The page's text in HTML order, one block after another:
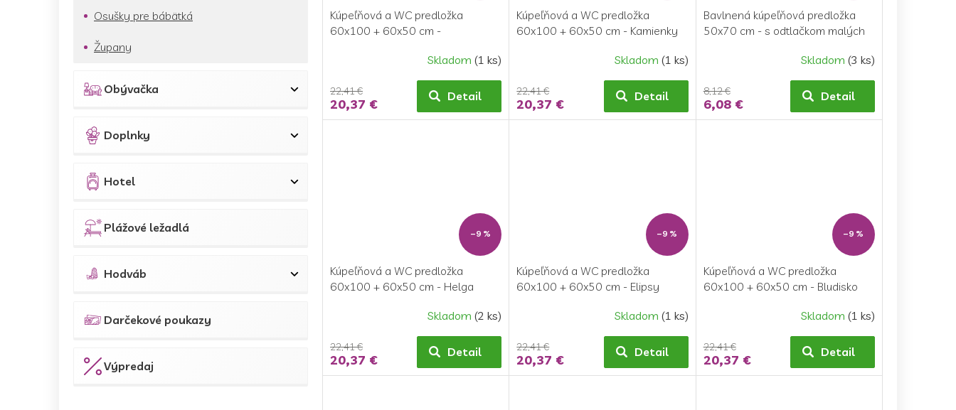
Osušky pre bábätká
Župany
Obývačka
Doplnky
Hotel
Plážové ležadlá
Hodváb
Darčekové poukazy
Výpredaj
Kúpeľňová a WC predložka
60x100 + 60x50 cm -
Skladom(1 ks)
22,41 €
20,37 € Detail
Kúpeľňová a WC predložka
60x100 + 60x50 cm - Kamienky
Skladom (1 ks)
22,41 €
20,37 € Detail
Bavlnená kúpeľňová predložka
50x70 cm - s odtlačkom malých
Skladom (3 ks)
8,12 €
6,08 € Detail
–9 %
Kúpeľňová a WC predložka
60x100 + 60x50 cm - Helga
Skladom(2 ks)
22,41 €
20,37 € Detail
–9 %
Kúpeľňová a WC predložka
60x100 + 60x50 cm - Elipsy
Skladom (1 ks)
22,41 €
20,37 € Detail
–9 %
Kúpeľňová a WC predložka
60x100 + 60x50 cm - Bludisko
Skladom (1 ks)
22,41 €
20,37 € Detail